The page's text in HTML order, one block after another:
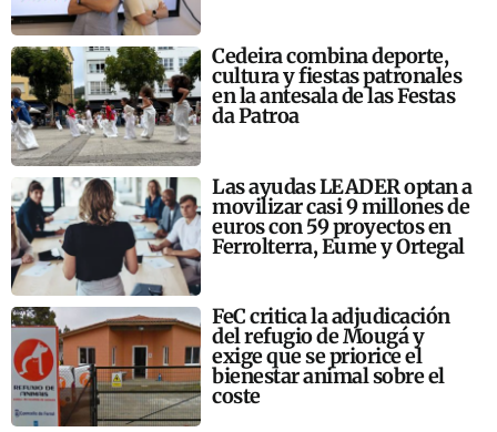
Cedeira combina deporte,
cultura y fiestas patronales
en la antesala de las Festas
da Patroa
Las ayudas LEADER optan a
movilizar casi 9 millones de
euros con 59 proyectos en
Ferrolterra, Eume y Ortegal
FeC critica la adjudicación
del refugio de Mougá y
exige que se priorice el
bienestar animal sobre el
coste